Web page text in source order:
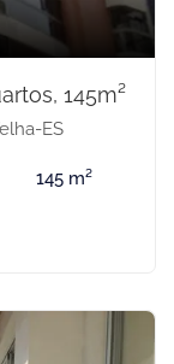
145m²
ES
145 m²